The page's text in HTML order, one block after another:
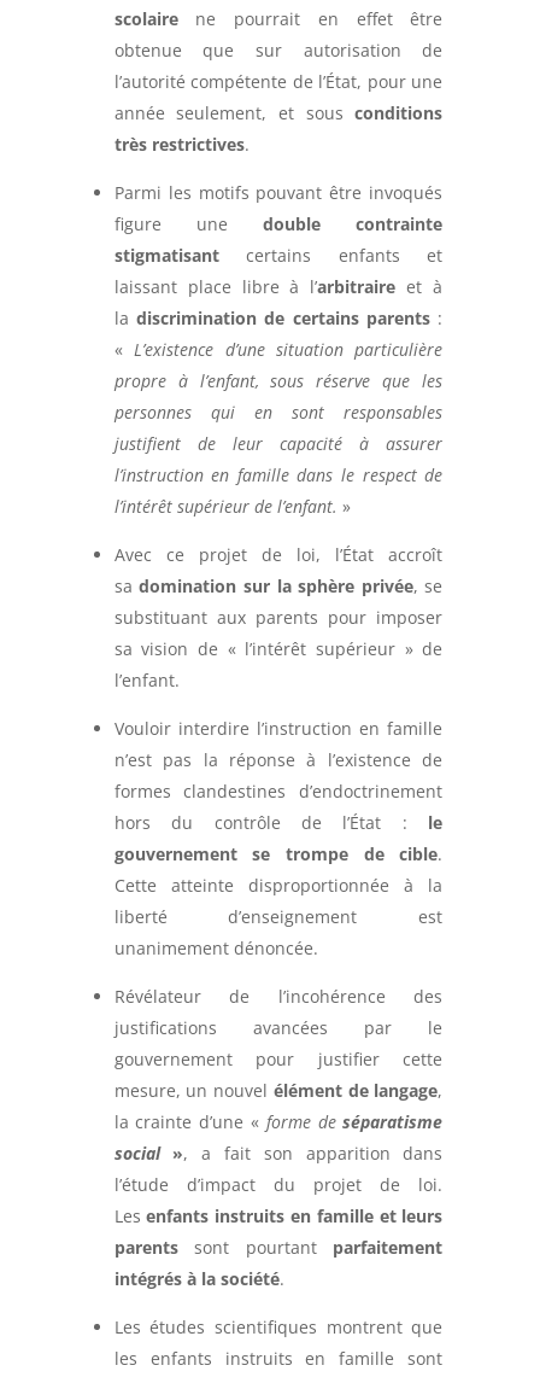
scolaire
ne pourrait en effet être
obtenue que sur autorisation de
l’autorité compétente de l’État, pour une
année seulement, et sous conditions
très restrictives.
Parmi les motifs pouvant être invoqués
figure une
double contrainte
stigmatisant
certains enfants et
laissant place libre à l’arbitraire et à
la discrimination de certains parents :
« L’existence d’une situation particulière
propre à l’enfant, sous réserve que les
personnes qui en sont responsables
justifient de leur capacité à assurer
l’instruction en famille dans le respect de
l’intérêt supérieur de l’enfant. »
Avec ce projet de loi, l’État accroît
sa domination sur la sphère privée, se
substituant aux parents pour imposer
sa vision de « l’intérêt supérieur » de
l’enfant.
Vouloir interdire l’instruction en famille
n’est pas la réponse à l’existence de
formes clandestines d’endoctrinement
hors du contrôle de l’État :
le
gouvernement se trompe de cible.
Cette atteinte disproportionnée à la
liberté d’enseignement est
unanimement dénoncée.
Révélateur de l’incohérence des
justifications avancées par le
gouvernement pour justifier cette
mesure, un nouvel élément de langage,
la crainte d’une « forme de séparatisme
social», a fait son apparition dans
l’étude d’impact du projet de loi.
Les enfants instruits en famille et leurs
parents
sont pourtant
parfaitement
intégrés à la société.
Les études scientifiques montrent que
les enfants instruits en famille sont